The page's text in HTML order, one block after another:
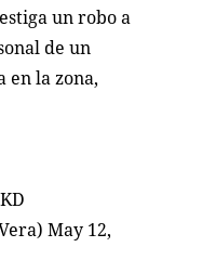
un robo a
de un
en la zona,
May 12,